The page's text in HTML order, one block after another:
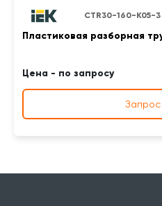
CTR30-160-K05-3
Пластиковая разборная
Цена - по запросу